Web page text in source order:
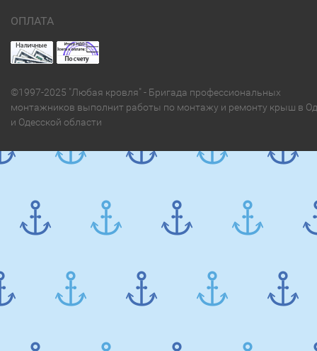
ОПЛАТА
©1997-2025 "Любая кровля" - Бригада профессиональных
монтажников выполнит работы по монтажу и ремонту крыш в
и Одесской области